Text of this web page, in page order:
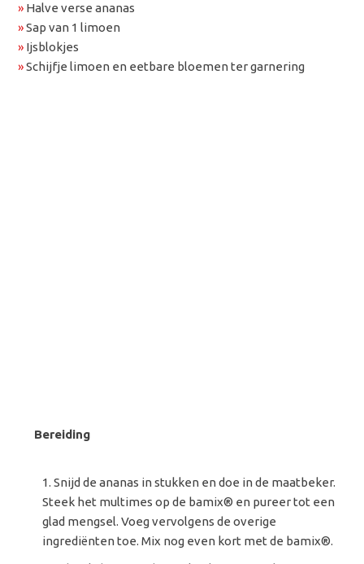
» Halve verse ananas
»Sap van 1 limoen
» Ijsblokjes
»Schijfje limoen en eetbare bloemen ter garnering
Bereiding
Snijd de ananas in stukken en doe in de maatbeker.
Steek het multimes op de bamix® en pureer tot een
glad mengsel. Voeg vervolgens de overige
ingrediënten toe. Mix nog even kort met de bamix®.